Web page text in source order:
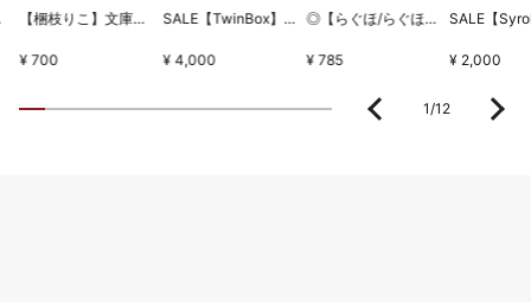
セット 【梱枝りこ】文庫本型メモブック・「すいーとほいっぷ」限定版表紙
¥ 700
SALE【TwinBox】WSB1タペストリー・放課後の保健室
¥ 4,000
◎【らぐほ/らぐほのえりか】リボン
¥ 785 ¥ 2,000
1/12